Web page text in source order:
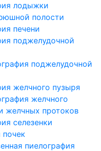
лодыжки
полости
печени
поджелудочной
поджелудочной
желчного пузыря
желчного
желчных протоков
селезенки
пиелография